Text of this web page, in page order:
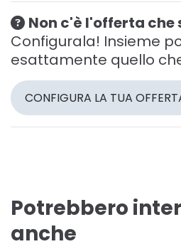
Non c'è l'offerta
Configurala! Insieme
esattamente quello
CONFIGURA LA TUA
Potrebbero
anche